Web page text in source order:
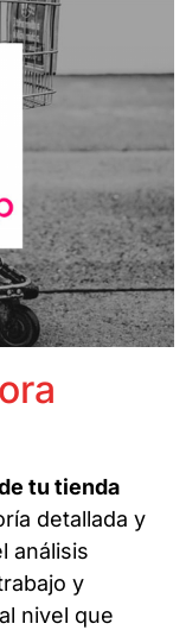
tu tienda
detallada y
análisis
y
nivel que